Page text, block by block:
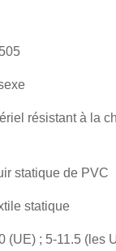
résistant à la
statique de PVC
statique
(UE) ; 5-11.5 (les